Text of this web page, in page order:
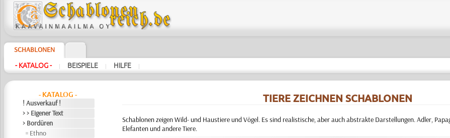
SCHABLONEN
- KATALOG - | BEISPIELE | HILFE |
- KATALOG -
! Ausverkauf !
> > Eigener Text
> Bordüren
Ethno
TIERE ZEICHNEN SCHABLONEN
Schablonen zeigen Wild- und Haustiere und Vögel. Es sind realistische, aber auch abstrakte Darstellungen. Adler,
Elefanten und andere Tiere.